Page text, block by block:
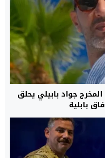
جواد بابيلي يحلق
بابلية